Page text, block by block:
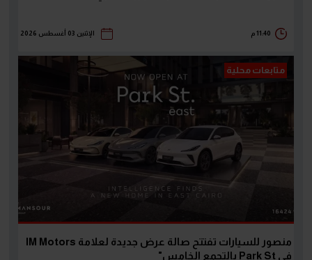
11:40 م الإثنين 03 أغسطس 2026
متابعات محلية
منصور للسيارات تفتتح صالة عرض جديدة لعلامة IM Motors
في Park St بالتجمع الخامس"